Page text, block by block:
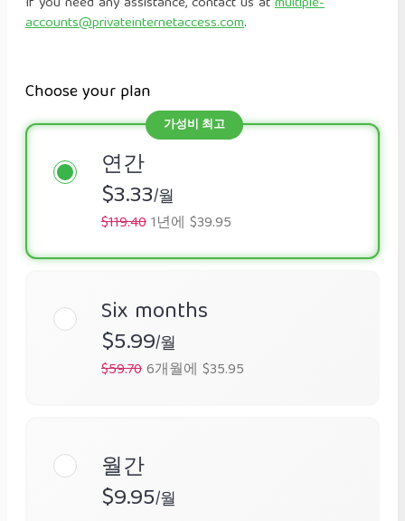
accounts@privateinternetaccess.com.
Choose your plan
연간
$3.33/월
$119.401년에 $39.95
Six months
$5.99/월
$59.706개월에 $35.95
월간
$9.95/월